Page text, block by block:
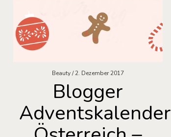
Beauty 2. Dezember 2017
Blogger
Adventskalender